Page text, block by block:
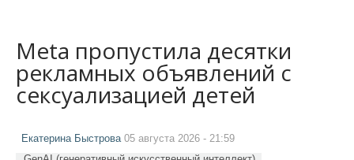
Meta пропустила десятки
рекламных объявлений с
сексуализацией детей
Екатерина Быстрова05 августа 2026 - 21:59